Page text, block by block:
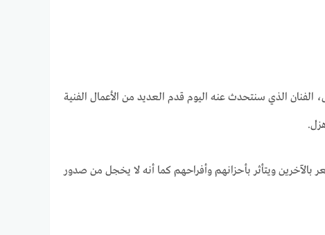
الذي سنتحدث عنه اليوم قدم العديد من الأعمال الفنية
ويتأثر بأحزانهم وأفراحهم كما أنه لا يخجل من صدور